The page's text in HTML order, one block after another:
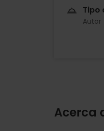
Tipo
Autor
Acerca